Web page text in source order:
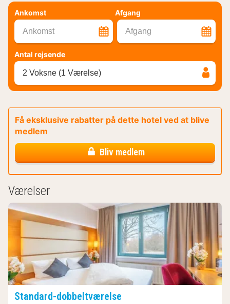
Ankomst Afgang
Ankomst Afgang
Antal rejsende
2 Voksne (1 Værelse)
Få eksklusive rabatter på dette hotel ved at blive
medlem
Bliv medlem
Værelser
Standard-dobbeltværelse